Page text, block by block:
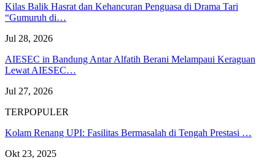
Kilas Balik Hasrat dan Kehancuran Penguasa di Drama Tari
“Gumuruh di…
Jul 28, 2026
AIESEC in Bandung Antar Alfatih Berani Melampaui Keraguan
Lewat AIESEC…
Jul 27, 2026
TERPOPULER
Kolam Renang UPI: Fasilitas Bermasalah di Tengah Prestasi …
Okt 23, 2025